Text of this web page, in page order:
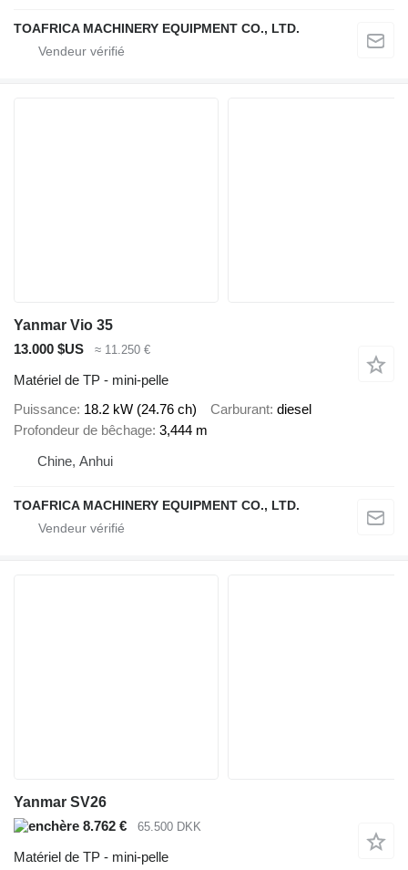
TOAFRICA MACHINERY EQUIPMENT CO., LTD.
Yanmar Vio 35
13.000 $US
≈ 11.250 €
Matériel de TP - mini-pelle
Puissance 18.2 kW (24.76 ch) Carburant diesel
Profondeur de bêchage 3,444 m
Chine, Anhui
TOAFRICA MACHINERY EQUIPMENT CO., LTD.
Yanmar SV26
8.762 €
65.500 DKK
Matériel de TP - mini-pelle